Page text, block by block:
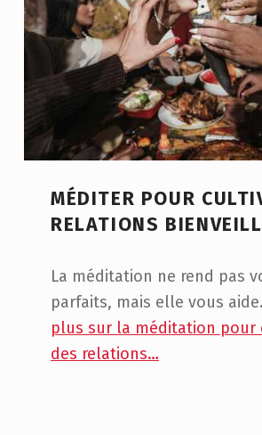
MÉDITER POUR
RELATIONS
La méditation ne rend pas
parfaits, mais elle vous
plus sur la méditation pour
des relations…